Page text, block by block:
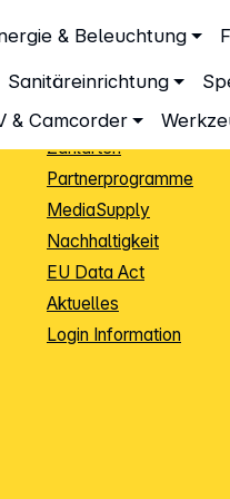
& Beleuchtung
Sanitäreinrichtung
& Camcorder
Dropshipping
Info Guide
Zahlarten
Partnerprogramme
MediaSupply
Nachhaltigkeit
EU Data Act
Aktuelles
Login Information